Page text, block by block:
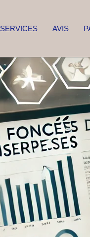
SERVICES AVIS